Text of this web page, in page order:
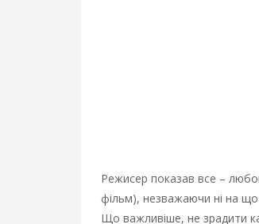
Режисер показав все –
фільм), незважаючи ні на
Що важливіше, не зрадити